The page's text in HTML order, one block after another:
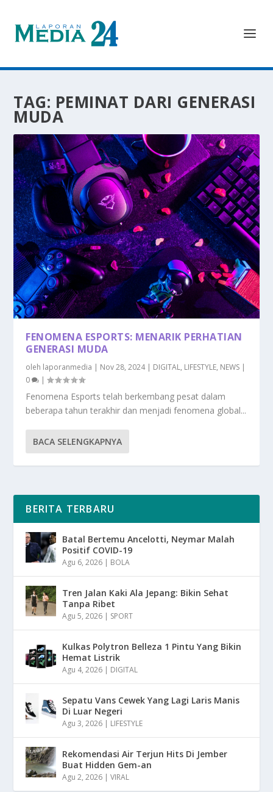
TAG: PEMINAT DARI GENERASI
MUDA
FENOMENA ESPORTS: MENARIK PERHATIAN
GENERASI MUDA
oleh laporanmedia | Nov 28, 2024| DIGITAL, LIFESTYLE, NEWS |
0
|
Fenomena Esports telah berkembang pesat dalam
beberapa tahun terakhir dan menjadi fenomena global...
BACA SELENGKAPNYA
BERITA TERBARU
Batal Bertemu Ancelotti, Neymar Malah
Positif COVID-19
Agu 6, 2026 | BOLA
Tren Jalan Kaki Ala Jepang: Bikin Sehat
Tanpa Ribet
Agu 5, 2026 | SPORT
Kulkas Polytron Belleza 1 Pintu Yang Bikin
Hemat Listrik
Agu 4, 2026 | DIGITAL
Sepatu Vans Cewek Yang Lagi Laris Manis
Di Luar Negeri
Agu 3, 2026 | LIFESTYLE
Rekomendasi Air Terjun Hits Di Jember
Buat Hidden Gem-an
Agu 2, 2026 |VIRAL